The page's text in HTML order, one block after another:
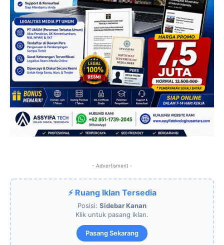
- Advertisment -
⚡ Ruang Iklan Tersedia
Posisi: Sidebar Kanan
Klik untuk pasang iklan.
Pasang Sekarang